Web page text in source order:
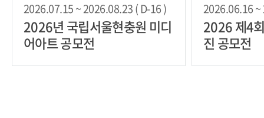
2026.07.15 ~ 2026.08.23 ( D-16 )
2026년 국립서울현충원 미디
어아트 공모전
2026.06.16 ~
2026 제4
진 공모전